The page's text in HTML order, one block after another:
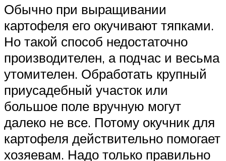
Обычно при выращивании
картофеля его окучивают тяпками.
Но такой способ недостаточно
производителен, а подчас и весьма
утомителен. Обработать крупный
приусадебный участок или
большое поле вручную могут
далеко не все. Потому окучник для
картофеля действительно помогает
хозяевам. Надо только правильно